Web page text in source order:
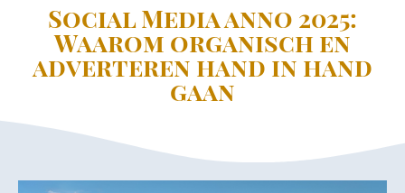
Social Media anno 2025:
Waarom organisch en
adverteren hand in hand
gaan